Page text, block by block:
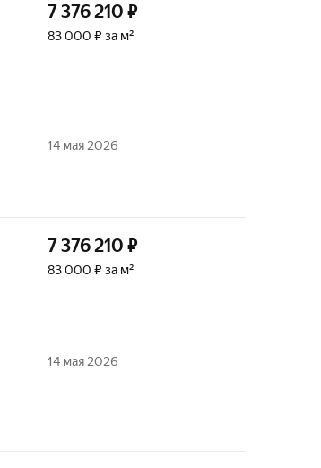
7 376 210 ₽
83 000 ₽ за м²
14 мая 2026
7 376 210 ₽
83 000 ₽ за м²
14 мая 2026